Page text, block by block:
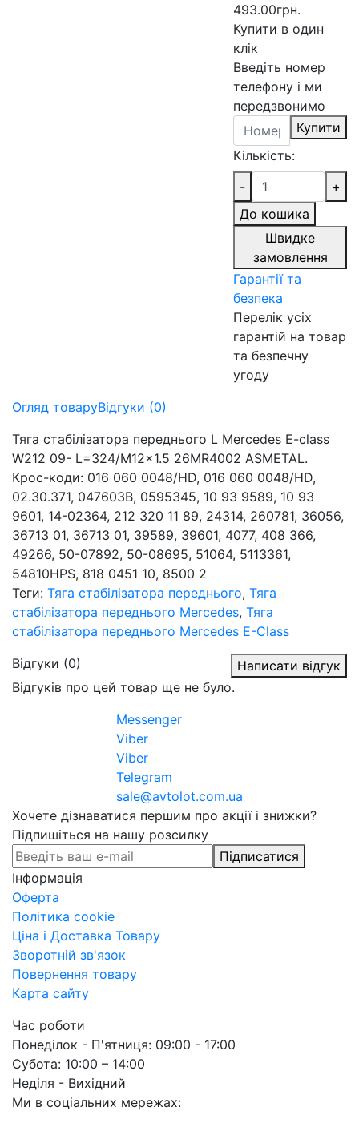
493.00грн.
Купити в один
клік
Введіть номер
телефону і ми
передзвонимо
Купити
Кількість:
-
+
До кошика
Швидке
замовлення
Гарантії та
безпека
Перелік усіх
гарантій на товар
та безпечну
угоду
Огляд товаруВідгуки (0)
Тяга стабілізатора переднього L Mercedes E-class
W212 09- L=324/M12x1.5 26MR4002 ASMETAL.
Крос-коди: 016 060 0048/HD, 016 060 0048/HD,
02.30.371, 047603B, 0595345, 10 93 9589, 10 93
9601, 14-02364, 212 320 11 89, 24314, 260781, 36056,
36713 01, 36713 01, 39589, 39601, 4077, 408 366,
49266, 50-07892, 50-08695, 51064, 5113361,
54810HPS, 818 0451 10, 8500 2
Теги: Тяга стабілізатора переднього, Тяга
стабілізатора переднього Mercedes, Тяга
стабілізатора переднього Mercedes E-Class
Відгуки (0)
Написати відгук
Відгуків про цей товар ще не було.
Messenger
Viber
Viber
Telegram
sale@avtolot.com.ua
Хочете дізнаватися першим про акції і знижки?
Підпишіться на нашу розсилку
Підписатися
Інформація
Оферта
Політика cookie
Ціна і Доставка Товару
Зворотній зв'язок
Повернення товару
Карта сайту
Час роботи
Понеділок - П'ятниця: 09:00 - 17:00
Субота: 10:00 – 14:00
Неділя - Вихідний
Ми в соціальних мережах: